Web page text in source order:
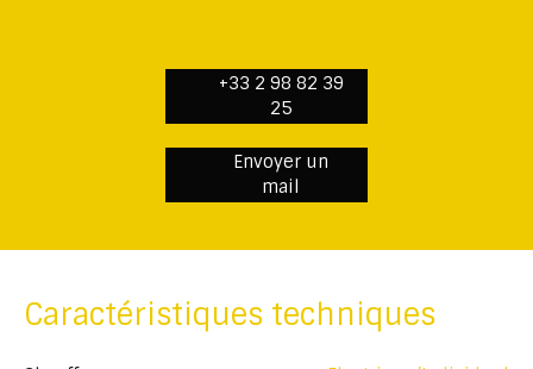
+33 2 98 82 39
25
Envoyer un
mail
Caractéristiques techniques